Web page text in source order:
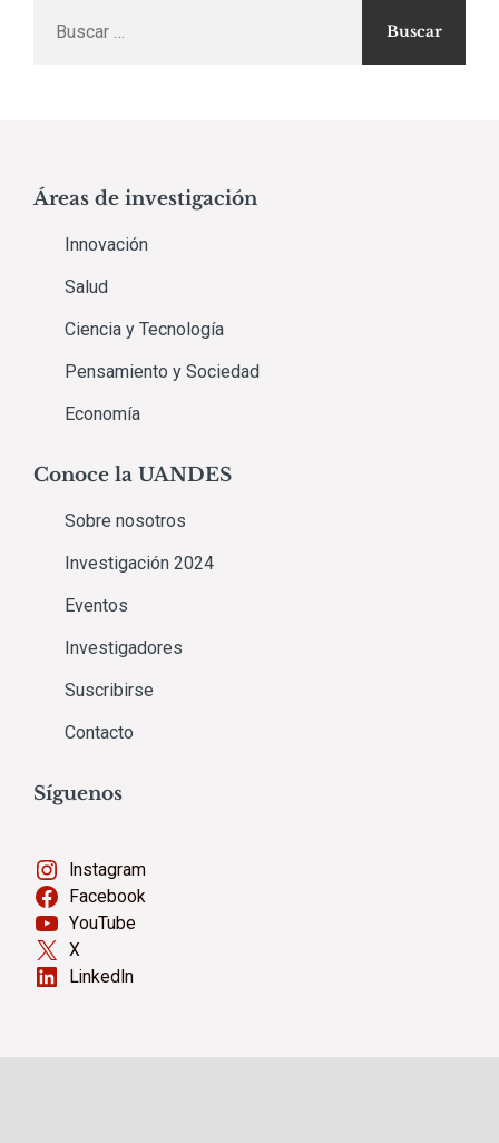
por:
Áreas de investigación
Innovación
Salud
Ciencia y Tecnología
Pensamiento y Sociedad
Economía
Conoce la UANDES
Sobre nosotros
Investigación 2024
Eventos
Investigadores
Suscribirse
Contacto
Síguenos
Instagram
Facebook
YouTube
X
LinkedIn